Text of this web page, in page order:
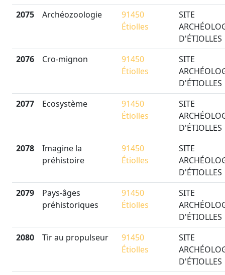
2075
Archéozoologie
91450
Étiolles
SITE
D'ÉTIOLLES
2076
Cro-mignon
91450
Étiolles
SITE
D'ÉTIOLLES
2077
Ecosystème
91450
Étiolles
SITE
D'ÉTIOLLES
2078
Imagine la
préhistoire
91450
Étiolles
SITE
D'ÉTIOLLES
2079
Pays-âges
préhistoriques
91450
Étiolles
SITE
D'ÉTIOLLES
2080
Tir au propulseur
91450
Étiolles
SITE
D'ÉTIOLLES